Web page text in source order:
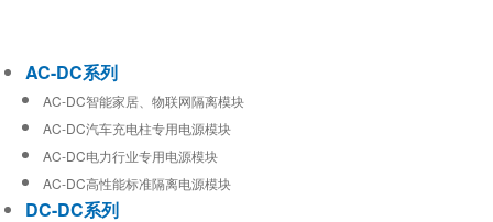
AC-DC系列
AC-DC智能家居、物联网隔离模块
AC-DC汽车充电柱专用电源模块
AC-DC电力行业专用电源模块
AC-DC高性能标准隔离电源模块
DC-DC系列